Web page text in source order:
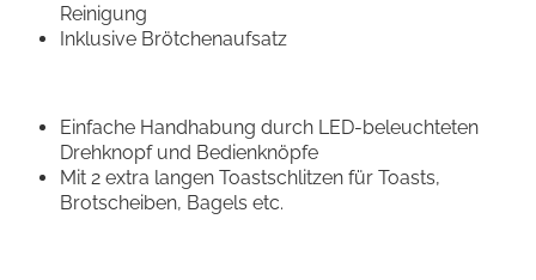
Reinigung
Inklusive Brötchenaufsatz
Einfache Handhabung durch LED-beleuchteten
Drehknopf und Bedienknöpfe
Mit 2 extra langen Toastschlitzen für Toasts,
Brotscheiben, Bagels etc.